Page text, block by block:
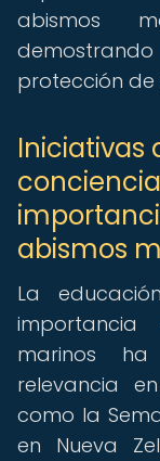
abismos
protección de
Iniciativas
abismos
La
marinos
relevancia
como la
en Nueva